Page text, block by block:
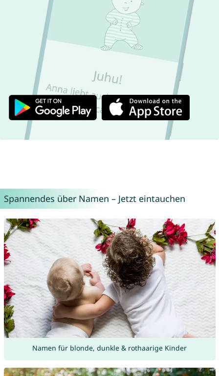
Spannendes über Namen – Jetzt eintauchen
Namen für blonde, dunkle & rothaarige Kinder